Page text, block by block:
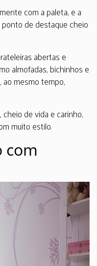
com a paleta, e a
de destaque cheio
abertas e
almofadas, bichinhos e
ao mesmo tempo,
de vida e carinho,
muito estilo.
com